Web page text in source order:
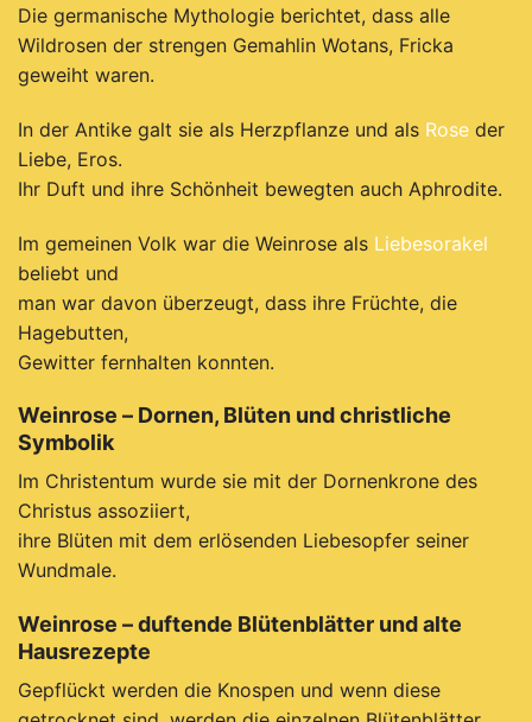
Die germanische Mythologie berichtet, dass alle
Wildrosen der strengen Gemahlin Wotans, Fricka
geweiht waren.
In der Antike galt sie als Herzpflanze und als Rose der
Liebe, Eros.
Ihr Duft und ihre Schönheit bewegten auch Aphrodite.
Im gemeinen Volk war die Weinrose als Liebesorakel
beliebt und
man war davon überzeugt, dass ihre Früchte, die
Hagebutten,
Gewitter fernhalten konnten.
Weinrose – Dornen, Blüten und christliche
Symbolik
Im Christentum wurde sie mit der Dornenkrone des
Christus assoziiert,
ihre Blüten mit dem erlösenden Liebesopfer seiner
Wundmale.
Weinrose – duftende Blütenblätter und alte
Hausrezepte
Gepflückt werden die Knospen und wenn diese